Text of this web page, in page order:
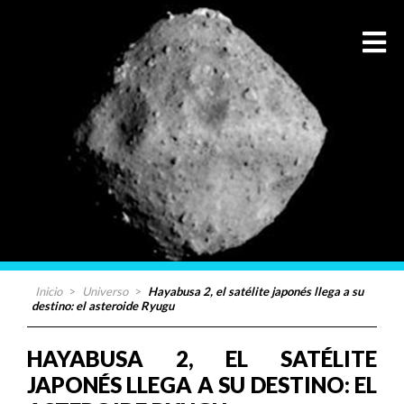
Inicio > Universo > Hayabusa 2, el satélite japonés llega a su
destino: el asteroide Ryugu
HAYABUSA 2, EL SATÉLITE
JAPONÉS LLEGA A SU DESTINO: EL